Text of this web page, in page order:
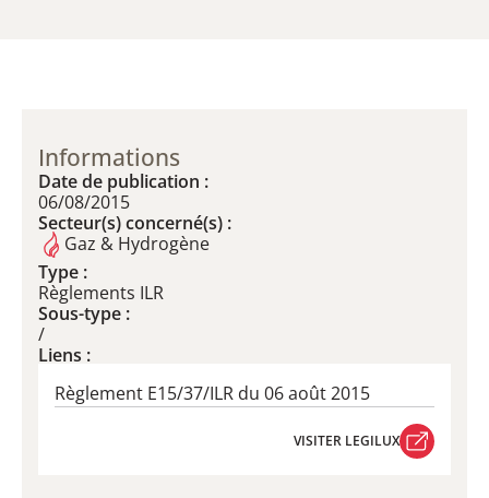
Informations
Date de publication :
06/08/2015
Secteur(s) concerné(s) :
Gaz & Hydrogène
Type :
Règlements ILR
Sous-type :
/
Liens :
Règlement E15/37/ILR du 06 août 2015
VISITER LEGILUX